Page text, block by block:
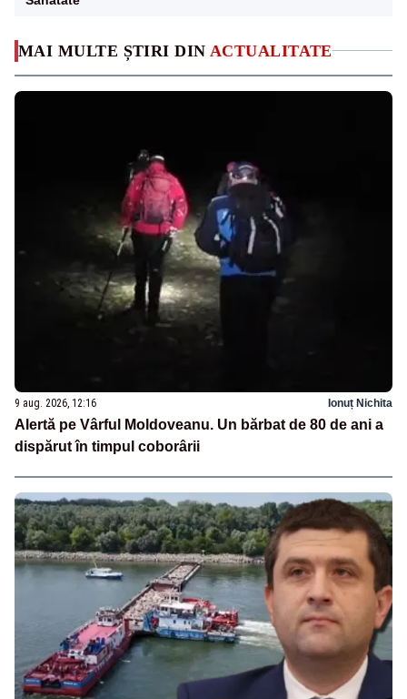
MAI MULTE ȘTIRI DIN ACTUALITATE
9 aug. 2026, 12:16 Ionuț Nichita
Alertă pe Vârful Moldoveanu. Un bărbat de 80 de ani a
dispărut în timpul coborârii